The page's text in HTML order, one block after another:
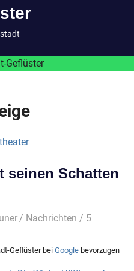
seinen Schatten
Nachrichten / 5
Geflüster beiGoogle bevorzugen